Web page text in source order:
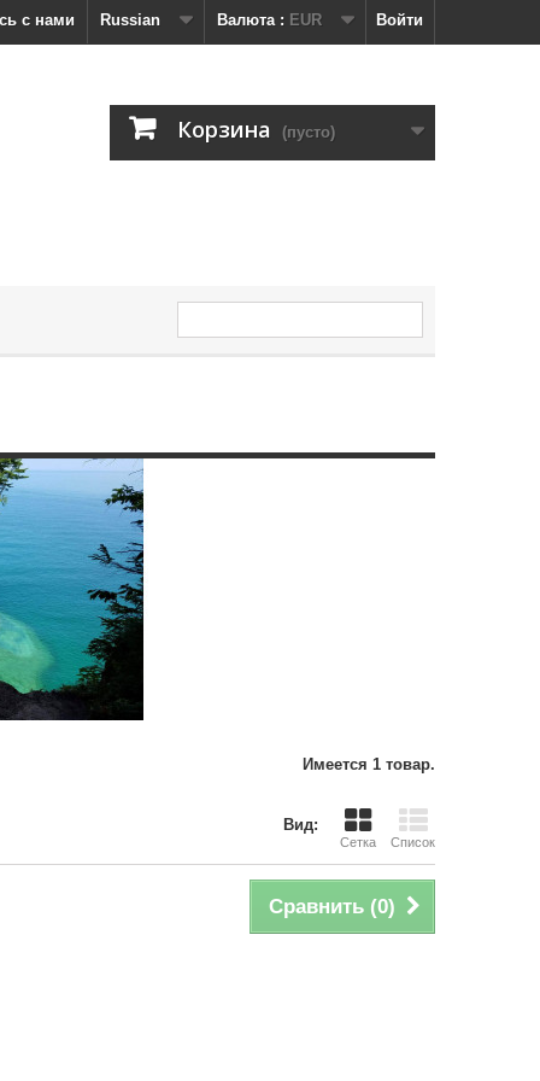
Войти
Валюта : EUR
Russian
с нами
Корзина (пусто)
Имеется 1 товар.
Вид:
Сетка Список
Сравнить (0)